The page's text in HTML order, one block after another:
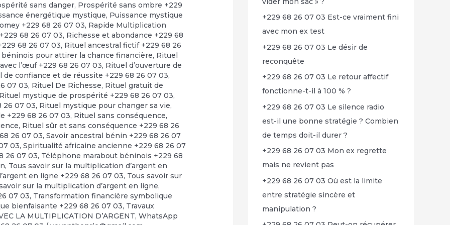
sans danger, Prospérité sans ombre +229
énergétique mystique, Puissance mystique
+229 68 26 07 03, Rapide Multiplication
68 26 07 03, Richesse et abondance +229 68
68 26 07 03, Rituel ancestral fictif +229 68 26
pour attirer la chance financière, Rituel
l’œuf +229 68 26 07 03, Rituel d’ouverture de
de confiance et de réussite +229 68 26 07 03,
07 03, Rituel De Richesse, Rituel gratuit de
mystique de prospérité +229 68 26 07 03,
26 07 03, Rituel mystique pour changer sa vie,
+229 68 26 07 03, Rituel sans conséquence,
, Rituel sûr et sans conséquence +229 68 26
26 07 03,Savoir ancestral bénin +229 68 26 07
03,Spiritualité africaine ancienne +229 68 26 07
26 07 03, Téléphone marabout béninois +229 68
, Tous savoir sur la multiplication d’argent en
en ligne +229 68 26 07 03, Tous savoir sur
sur la multiplication d’argent en ligne,
07 03, Transformation financière symbolique
bienfaisante +229 68 26 07 03, Travaux
LA MULTIPLICATION D’ARGENT,WhatsApp
+229 68 26 07 03 Est-ce vraiment fini
avec mon ex test
+229 68 26 07 03 Le désir de
reconquête
+229 68 26 07 03 Le retour affectif
fonctionne-t-il à 100 % ?
+229 68 26 07 03 Le silence radio
est-il une bonne stratégie ? Combien
de temps doit-il durer ?
+229 68 26 07 03 Mon ex regrette
mais ne revient pas
+229 68 26 07 03 Où est la limite
entre stratégie sincère et
manipulation ?